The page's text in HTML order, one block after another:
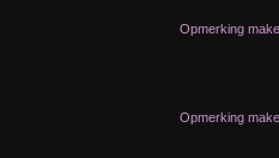
Opmerking
Opmerking